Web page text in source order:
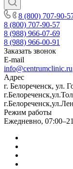
8 (800) 707-90-
8 (800) 707-90-57
8 (988) 966-07-69
8 (988) 966-00-91
Заказать звонок
E-mail
info@centrumclinic.ru
Адрес
г. Белореченск, ул.
Режим работы
Ежедневно,